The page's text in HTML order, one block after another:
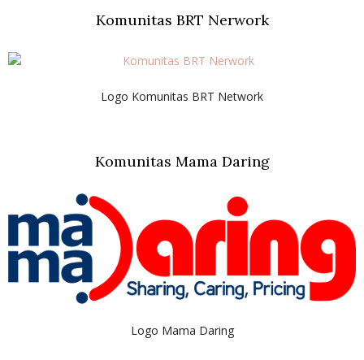
Komunitas BRT Nerwork
Logo Komunitas BRT Network
Komunitas Mama Daring
Logo Mama Daring